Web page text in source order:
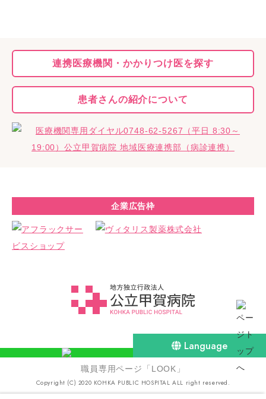
連携医療機関・かかりつけ医を探す
患者さんの紹介について
企業広告枠
Language
職員専用ページ「LOOK」
Copyright (C) 2020 KOHKA PUBLIC HOSPITAL ALL right reserved.